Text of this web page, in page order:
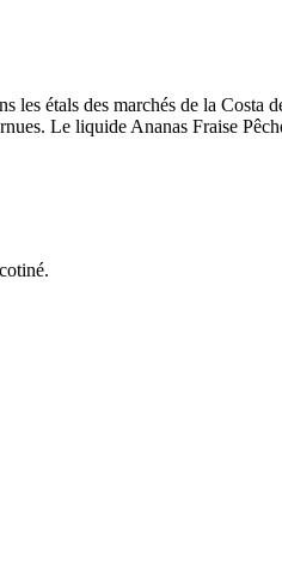
étals des marchés de la Costa
Le liquide Ananas Fraise